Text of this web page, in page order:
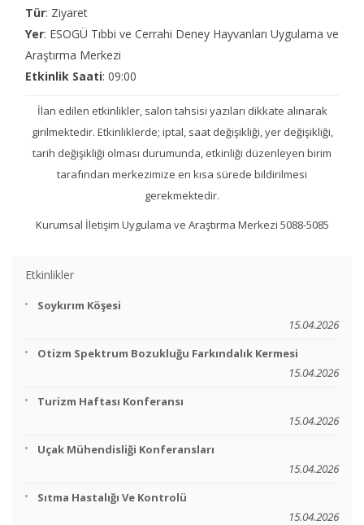
Tür: Ziyaret
Yer: ESOGÜ Tıbbi ve Cerrahi Deney Hayvanları Uygulama ve
Araştırma Merkezi
Etkinlik Saati: 09:00
İlan edilen etkinlikler, salon tahsisi yazıları dikkate alınarak
girilmektedir. Etkinliklerde; iptal, saat değişikliği, yer değişikliği,
tarih değişikliği olması durumunda, etkinliği düzenleyen birim
tarafından merkezimize en kısa sürede bildirilmesi
gerekmektedir.
Kurumsal İletişim Uygulama ve Araştırma Merkezi 5088-5085
Etkinlikler
Soykırım Köşesi
15.04.2026
Otizm Spektrum Bozukluğu Farkındalık Kermesi
15.04.2026
Turizm Haftası Konferansı
15.04.2026
Uçak Mühendisliği Konferansları
15.04.2026
Sıtma Hastalığı Ve Kontrolü
15.04.2026